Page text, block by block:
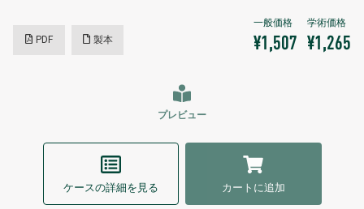
PDF 製本 ¥1,507 ¥1,265
プレビュー
ケースの詳細を見る カートに追加